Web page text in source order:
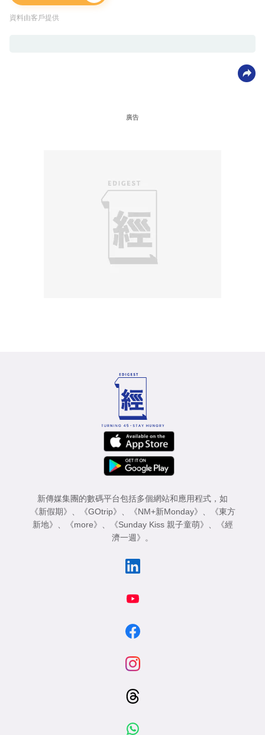
資料由客戶提供
廣告
新傳媒集團的數碼平台包括多個網站和應用程式，如
《新假期》
《GOtrip》 《NM+新Monday》
《東方
新地》
《more》 《Sunday Kiss 親子童萌》
《經
濟一週》
。